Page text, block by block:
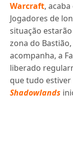
Warcraft,
Jogadores de
situação
zona do
acompanha, a
liberado
que tudo
Shadowlands